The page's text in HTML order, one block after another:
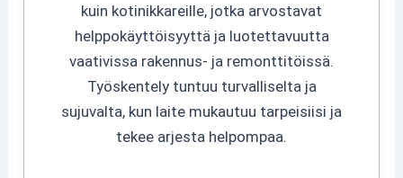
kuin kotinikkareille, jotka arvostavat
helppokäyttöisyyttä ja luotettavuutta
vaativissa rakennus- ja remonttitöissä.
Työskentely tuntuu turvalliselta ja
sujuvalta, kun laite mukautuu tarpeisiisi ja
tekee arjesta helpompaa.